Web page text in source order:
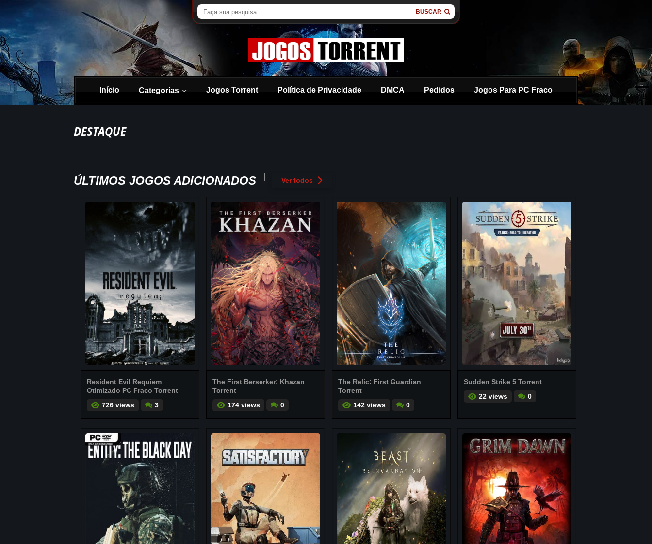
BUSCAR
Início Categorias Jogos Torrent Política de Privacidade DMCA Pedidos Jogos Para PC Fraco
DESTAQUE
ÚLTIMOS JOGOS ADICIONADOS Ver todos
Resident Evil Requiem
Otimizado PC Fraco Torrent
726 views
3
The First Berserker: Khazan
Torrent
174 views
0
The Relic: First Guardian
Torrent
142 views
0
Sudden Strike 5 Torrent
22 views
0